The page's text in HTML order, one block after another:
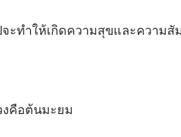
จะทำให้เกิดความสุขและความ
คือต้นมะยม